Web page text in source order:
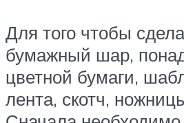
Для того чтобы
бумажный шар,
цветной бумаги,
лента, скотч,